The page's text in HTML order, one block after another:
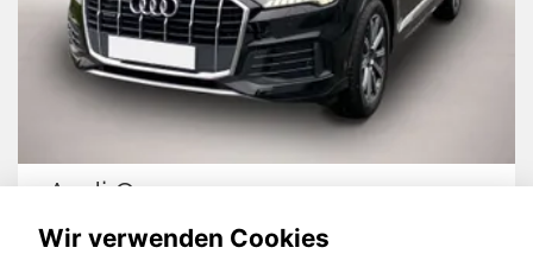
Audi Q7
Wir verwenden Cookies